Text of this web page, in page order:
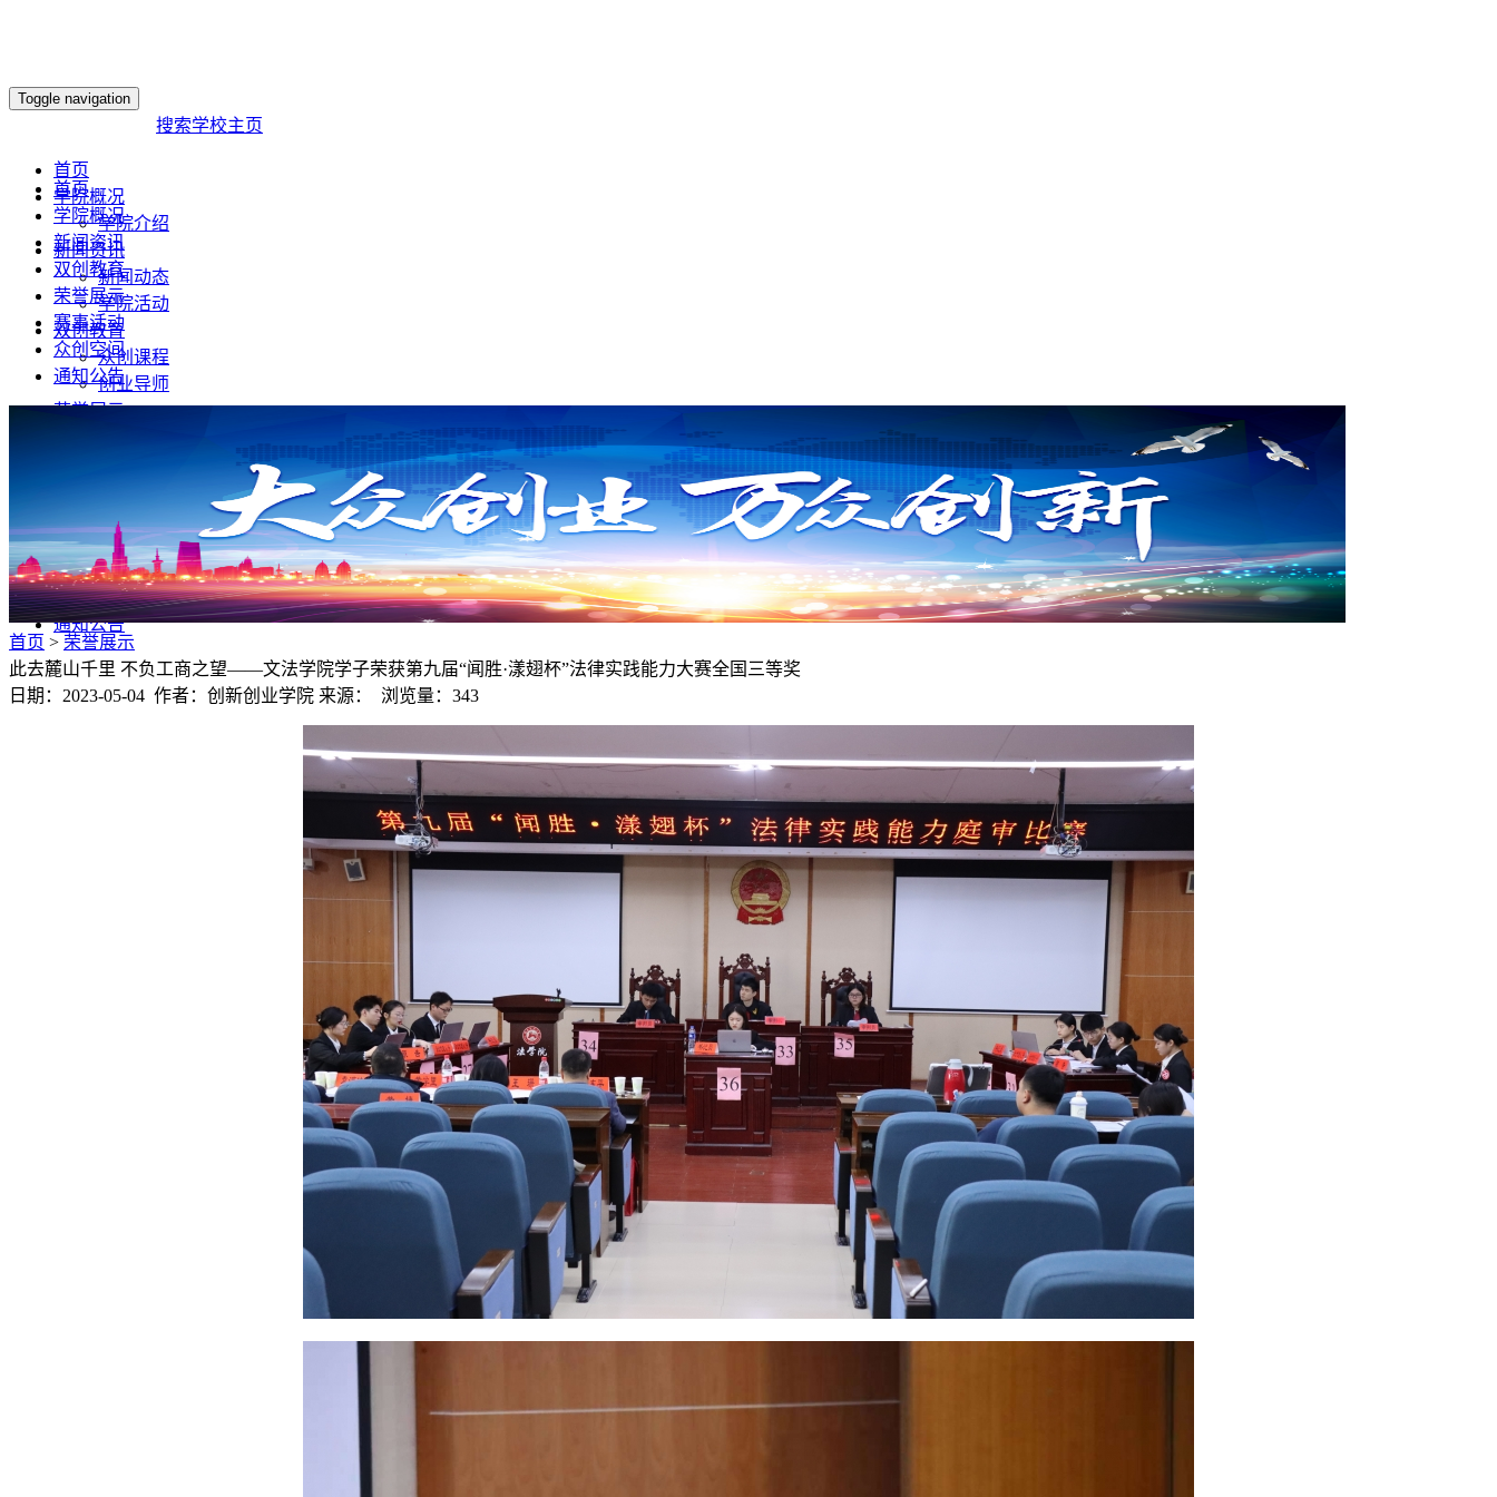
Toggle navigation
搜索学校主页
首页
学院概况
学院介绍
新闻资讯
新闻动态
学院活动
双创教育
众创课程
创业导师
荣誉展示
其他赛事活动
众创空间
众创空间
众创空间入住申请
通知公告
首页
学院概况
新闻资讯
双创教育
荣誉展示
赛事活动
众创空间
通知公告
首页 > 荣誉展示
此去麓山千里 不负工商之望——文法学院学子荣获第九届“闻胜·漾翅杯”法律实践能力大赛全国三等奖
日期：2023-05-04 作者：创新创业学院 来源： 浏览量： 343